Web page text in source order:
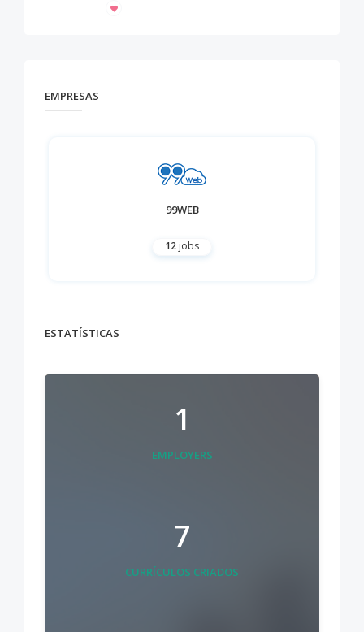
EMPRESAS
99WEB
12 jobs
ESTATÍSTICAS
1
EMPLOYERS
7
CURRÍCULOS CRIADOS